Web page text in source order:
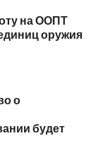
на ООПТ
оружия
о
будет